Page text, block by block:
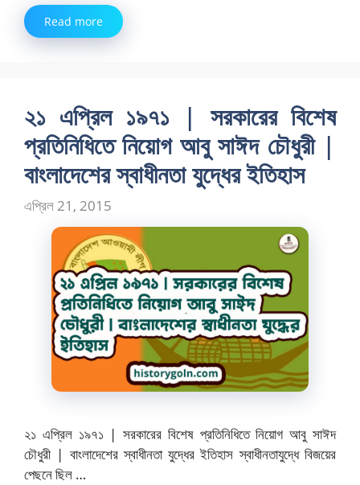
Read more
২১ এপ্রিল ১৯৭১ | সরকারের বিশেষ
প্রতিনিধিতে নিয়োগ আবু সাঈদ চৌধুরী |
বাংলাদেশের স্বাধীনতা যুদ্ধের ইতিহাস
এপ্রিল 21, 2015
২১ এপ্রিল ১৯৭১ | সরকারের বিশেষ প্রতিনিধিতে নিয়োগ আবু সাঈদ
চৌধুরী | বাংলাদেশের স্বাধীনতা যুদ্ধের ইতিহাস স্বাধীনতাযুদ্ধে বিজয়ের
পেছনে ছিল …